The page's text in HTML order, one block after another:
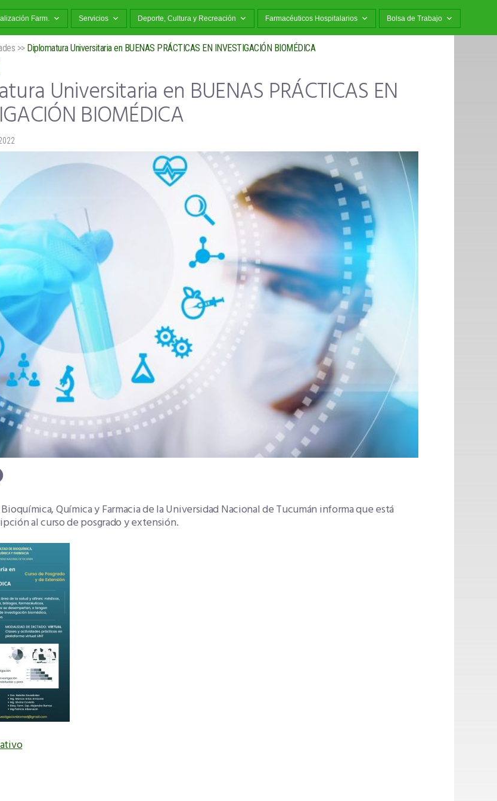
Farm. Servicios Deporte, Cultura y Recreación Farmacéuticos Hospitalarios Bolsa de Trabajo
>> Diplomatura Universitaria en BUENAS PRÁCTICAS EN INVESTIGACIÓN BIOMÉDICA
Universitaria en BUENAS PRÁCTICAS EN
BIOMÉDICA
Química y Farmacia de la Universidad Nacional de Tucumán informa que está
al curso de posgrado y extensión.